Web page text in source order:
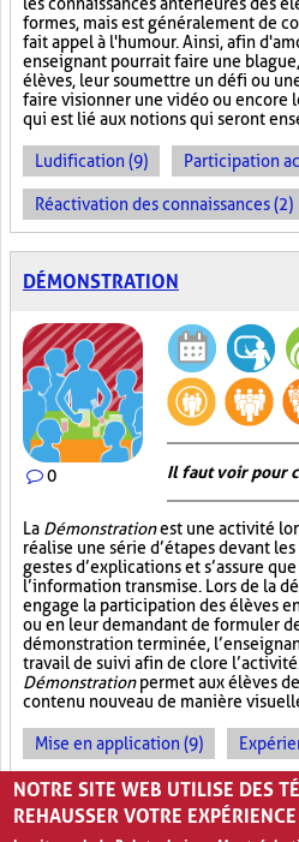
formes, mais est généralement de
fait appel à l'humour. Ainsi, afin
enseignant pourrait faire une
élèves, leur soumettre un défi ou
faire visionner une vidéo ou encore
qui est lié aux notions qui seront
Ludification (9) Participation
Réactivation des connaissances (2)
DÉMONSTRATION
0 Il faut voir pour
La Démonstrationest une activité
réalise une série d’étapes devant
gestes d’explications et s’assure
l’information transmise. Lors de la
engage la participation des élèves
ou en leur demandant de formuler
démonstration terminée,
travail de suivi afin de clore
Démonstrationpermet aux élèves
contenu nouveau de manière
Mise en application (9)
Observations (4)
NOTRE SITE WEB UTILISE DES
REHAUSSER VOTRE